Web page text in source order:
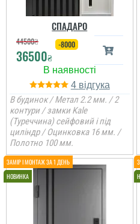
СПАДАРО
44500₴
36500₴
-8000
4
В будинок / Метал 2.2 мм. / 2
контури / замки Kale
(Туреччина) сейфовий і під
циліндр / Оцинковка 16 мм. /
Полотно 100 мм.